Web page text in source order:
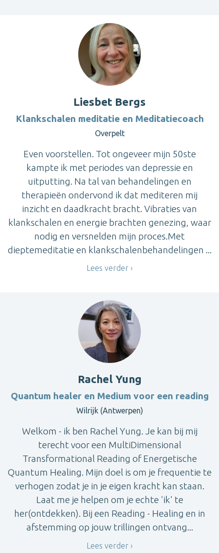
Liesbet Bergs
Klankschalen meditatie en Meditatiecoach
Overpelt
Even voorstellen. Tot ongeveer mijn 50ste
kampte ik met periodes van depressie en
uitputting. Na tal van behandelingen en
therapieën ondervond ik dat mediteren mij
inzicht en daadkracht bracht. Vibraties van
klankschalen en energie brachten genezing, waar
nodig en versnelden mijn proces.Met
dieptemeditatie en klankschalenbehandelingen ...
Lees verder
Rachel Yung
Quantum healer en Medium voor een reading
Wilrijk (Antwerpen)
Welkom - ik ben Rachel Yung. Je kan bij mij
terecht voor een MultiDimensional
Transformational Reading of Energetische
Quantum Healing. Mijn doel is om je frequentie te
verhogen zodat je in je eigen kracht kan staan.
Laat me je helpen om je echte 'ik' te
her(ontdekken). Bij een Reading - Healing en in
afstemming op jouw trillingen ontvang...
Lees verder